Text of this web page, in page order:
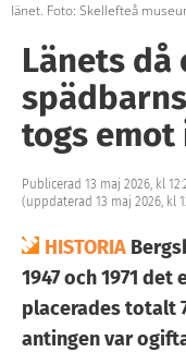
länet. Foto: Skellefteå
Länets då
togs emot
Publicerad 13 maj 2026, kl
(uppdaterad 13 maj 2026, kl
HISTORIA
1947 och 1971
placerades totalt
antingen var